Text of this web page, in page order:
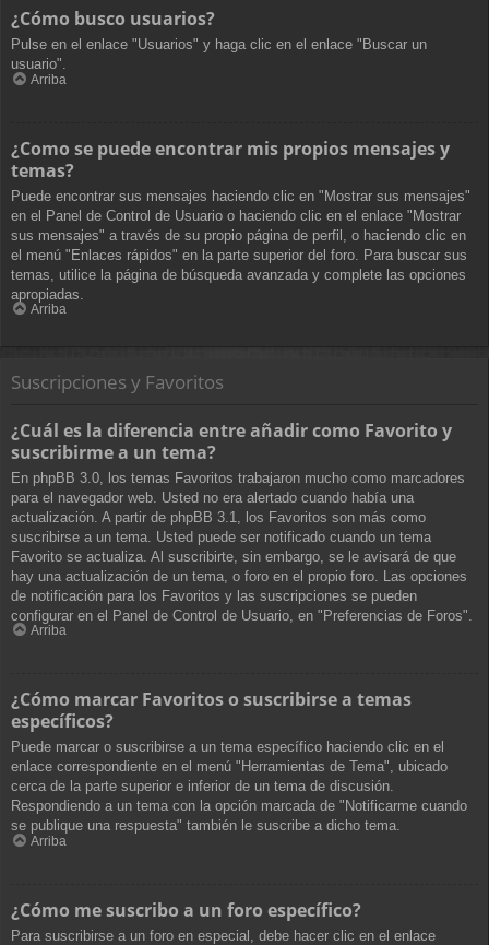
¿Cómo busco usuarios?
Pulse en el enlace "Usuarios" y haga clic en el enlace "Buscar un
usuario".
Arriba
¿Como se puede encontrar mis propios mensajes y
temas?
Puede encontrar sus mensajes haciendo clic en "Mostrar sus mensajes"
en el Panel de Control de Usuario o haciendo clic en el enlace "Mostrar
sus mensajes" a través de su propio página de perfil, o haciendo clic en
el menú "Enlaces rápidos" en la parte superior del foro. Para buscar sus
temas, utilice la página de búsqueda avanzada y complete las opciones
apropiadas.
Arriba
Suscripciones y Favoritos
¿Cuál es la diferencia entre añadir como Favorito y
suscribirme a un tema?
En phpBB 3.0, los temas Favoritos trabajaron mucho como marcadores
para el navegador web. Usted no era alertado cuando había una
actualización. A partir de phpBB 3.1, los Favoritos son más como
suscribirse a un tema. Usted puede ser notificado cuando un tema
Favorito se actualiza. Al suscribirte, sin embargo, se le avisará de que
hay una actualización de un tema, o foro en el propio foro. Las opciones
de notificación para los Favoritos y las suscripciones se pueden
configurar en el Panel de Control de Usuario, en "Preferencias de Foros".
Arriba
¿Cómo marcar Favoritos o suscribirse a temas
específicos?
Puede marcar o suscribirse a un tema específico haciendo clic en el
enlace correspondiente en el menú "Herramientas de Tema", ubicado
cerca de la parte superior e inferior de un tema de discusión.
Respondiendo a un tema con la opción marcada de "Notificarme cuando
se publique una respuesta" también le suscribe a dicho tema.
Arriba
¿Cómo me suscribo a un foro específico?
Para suscribirse a un foro en especial, debe hacer clic en el enlace